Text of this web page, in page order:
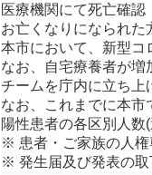
医療機関にて死亡確認
お亡くなりになられた
本市において、新型コ
なお、自宅療養者が増
チームを庁内に立ち上
なお、これまでに本市
陽性患者の各区別人数
※ 患者・ご家族の人権
※ 発生届及び発表の取